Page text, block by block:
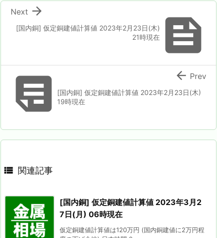

[国内銅] 仮定銅建値計算値 2023年2月23日(木)
21時現在

Next
[国内銅] 仮定銅建値計算値 2023年2月23日(木)
19時現在
 Prev
 関連記事
[国内銅] 仮定銅建値計算値 2023年3月2
7日(月) 06時現在
仮定銅建値計算値は120万円 (国内銅建値に2万円程